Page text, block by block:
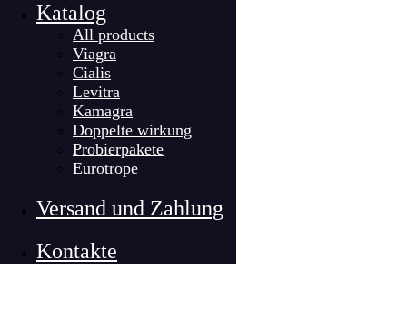
Katalog
All products
Viagra
Cialis
Levitra
Kamagra
Doppelte wirkung
Probierpakete
Eurotrope
Versand und Zahlung
Kontakte